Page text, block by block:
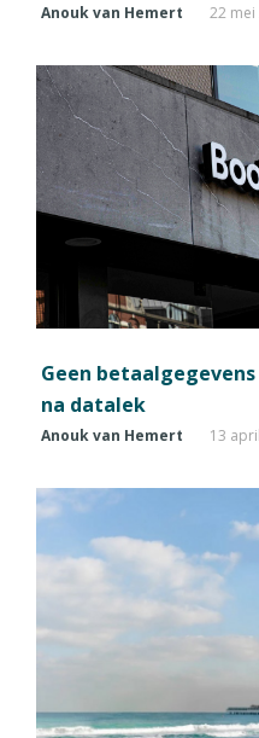
Anouk van Hemert 22 mei
Geen
na datalek
Anouk van Hemert 13